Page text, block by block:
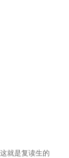
就是复读生的